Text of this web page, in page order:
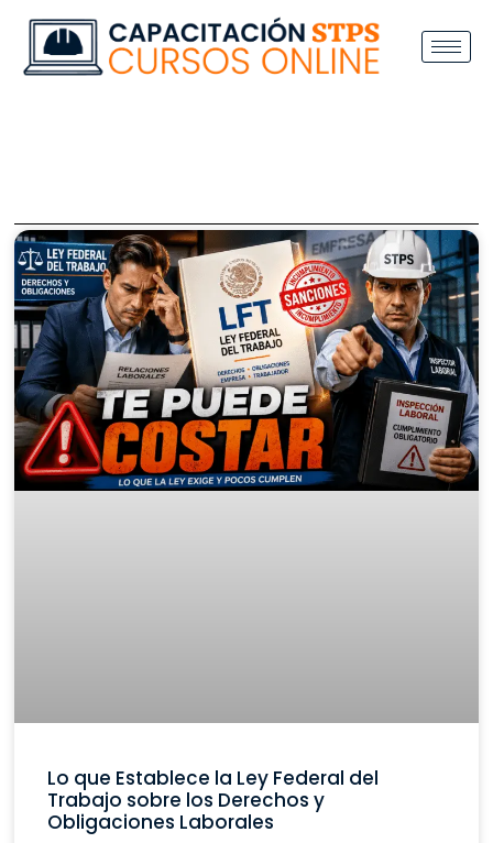
Lo que Establece la Ley Federal del
Trabajo sobre los Derechos y
Obligaciones Laborales